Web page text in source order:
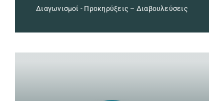
Διαγωνισμοί - Προκηρύξεις – Διαβουλεύσεις